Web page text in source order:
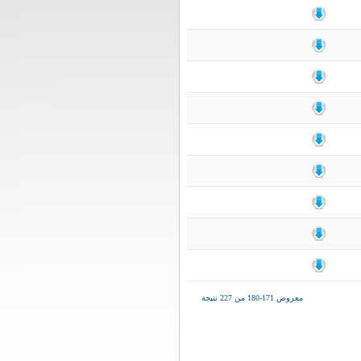
معروض 171-180 من 227 نتيجة